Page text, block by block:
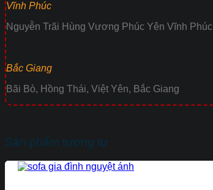
Vĩnh Phúc
Nguyễn Trãi Hùng Vương Phúc Yên Vĩnh Phúc
Bắc Giang
Bãi Bò, Hồng Thái, Việt Yên, Bắc Giang
Sản phẩm tương tự